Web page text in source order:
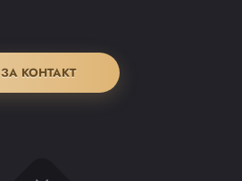
ЗА КОНТАКТ